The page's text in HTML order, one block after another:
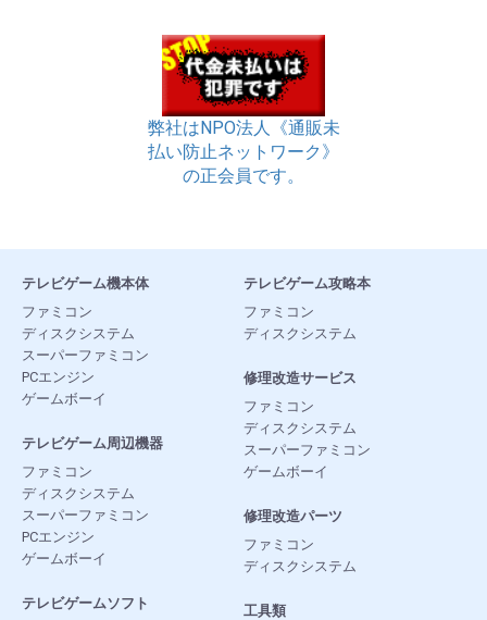
弊社はNPO法人《通販未
払い防止ネットワーク》
の正会員です。
テレビゲーム機本体
ファミコン
ディスクシステム
スーパーファミコン
PCエンジン
ゲームボーイ
テレビゲーム周辺機器
ファミコン
ディスクシステム
スーパーファミコン
PCエンジン
ゲームボーイ
テレビゲームソフト
テレビゲーム攻略本
ファミコン
ディスクシステム
修理改造サービス
ファミコン
ディスクシステム
スーパーファミコン
ゲームボーイ
修理改造パーツ
ファミコン
ディスクシステム
工具類